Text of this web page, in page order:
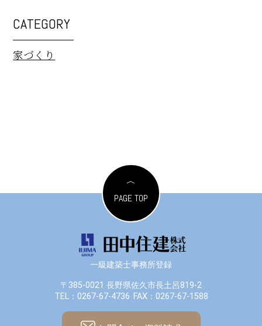
CATEGORY
家づくり
PAGE TOP
一級建築士事務所登録
〒385-0021 長野県佐久市長土呂819-2
TEL：0267-67-4736 FAX：0267-67-1588